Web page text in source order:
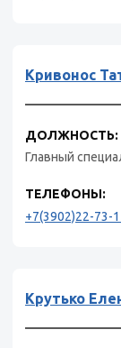
Кривонос
ДОЛЖНОСТЬ:
Главный
ТЕЛЕФОНЫ:
+7(3902)22-73-
Крутько